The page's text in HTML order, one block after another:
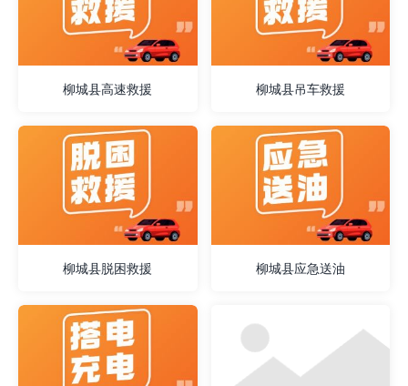
柳城县高速救援 柳城县吊车救援
柳城县脱困救援 柳城县应急送油